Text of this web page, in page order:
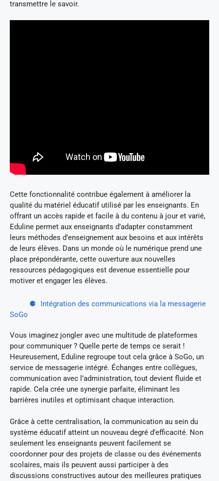
transmettre le savoir.
Cette fonctionnalité contribue également à améliorer la
qualité du matériel éducatif utilisé par les enseignants. En
offrant un accès rapide et facile à du contenu à jour et varié,
Eduline permet aux enseignants d’adapter constamment
leurs méthodes d’enseignement aux besoins et aux intérêts
de leurs élèves. Dans un monde où le numérique prend une
place prépondérante, cette ouverture aux nouvelles
ressources pédagogiques est devenue essentielle pour
motiver et engager les élèves.
Intégration des communications via la messagerie
SoGo
Vous imaginez jongler avec une multitude de plateformes
pour communiquer ? Quelle perte de temps ce serait !
Heureusement, Eduline regroupe tout cela grâce à SoGo, un
service de messagerie intégré. Échanges entre collègues,
communication avec l’administration, tout devient fluide et
rapide. Cela crée une synergie parfaite, éliminant les
barrières inutiles et optimisant chaque interaction.
Grâce à cette centralisation, la communication au sein du
système éducatif atteint un nouveau degré d’efficacité. Non
seulement les enseignants peuvent facilement se
coordonner pour des projets de classe ou des événements
scolaires, mais ils peuvent aussi participer à des
discussions constructives autour des meilleures pratiques